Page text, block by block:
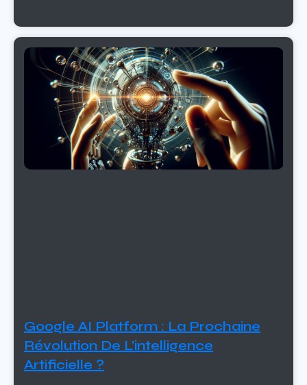
Google AI Platform : La Prochaine
Révolution De L’intelligence
Artificielle ?